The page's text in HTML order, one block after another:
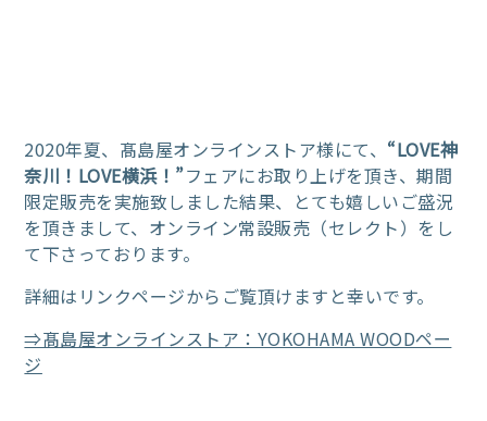
2020年夏、髙島屋オンラインストア様にて、 “LOVE神
奈川！LOVE横浜！”フェアにお取り上げを頂き、期間
限定販売を実施致しました結果、とても嬉しいご盛況
を頂きまして、オンライン常設販売（セレクト）をし
て下さっております。
詳細はリンクページからご覧頂けますと幸いです。
⇒髙島屋オンラインストア：YOKOHAMA WOODペー
ジ